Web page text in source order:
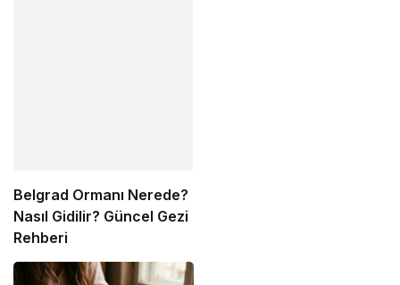
Belgrad Ormanı Nerede?
Nasıl Gidilir? Güncel Gezi
Rehberi